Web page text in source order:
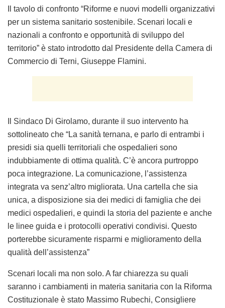
Il tavolo di confronto “Riforme e nuovi modelli organizzativi
per un sistema sanitario sostenibile. Scenari locali e
nazionali a confronto e opportunità di sviluppo del
territorio” è stato introdotto dal Presidente della Camera di
Commercio di Terni, Giuseppe Flamini.
Il Sindaco Di Girolamo, durante il suo intervento ha
sottolineato che “La sanità ternana, e parlo di entrambi i
presidi sia quelli territoriali che ospedalieri sono
indubbiamente di ottima qualità. C’è ancora purtroppo
poca integrazione. La comunicazione, l’assistenza
integrata va senz’altro migliorata. Una cartella che sia
unica, a disposizione sia dei medici di famiglia che dei
medici ospedalieri, e quindi la storia del paziente e anche
le linee guida e i protocolli operativi condivisi. Questo
porterebbe sicuramente risparmi e miglioramento della
qualità dell’assistenza”
Scenari locali ma non solo. A far chiarezza su quali
saranno i cambiamenti in materia sanitaria con la Riforma
Costituzionale è stato Massimo Rubechi, Consigliere